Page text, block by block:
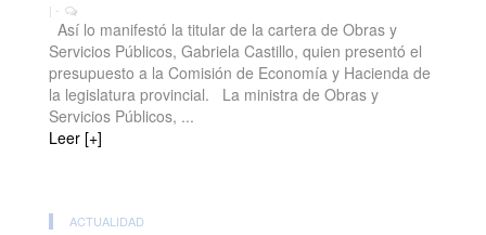
| -
Así lo manifestó la titular de la cartera de Obras y
Servicios Públicos, Gabriela Castillo, quien presentó el
presupuesto a la Comisión de Economía y Hacienda de
la legislatura provincial. La ministra de Obras y
Servicios Públicos, ...
Leer [+]
ACTUALIDAD